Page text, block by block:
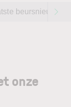
beursnieuws
onze